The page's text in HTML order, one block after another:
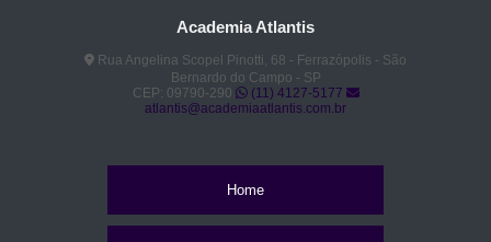
Academia Atlantis
Rua Angelina Scopel Pinotti, 68 - Ferrazópolis - São
Bernardo do Campo - SP
CEP: 09790-290
(11) 4127-5177
atlantis@academiaatlantis.com.br
Home